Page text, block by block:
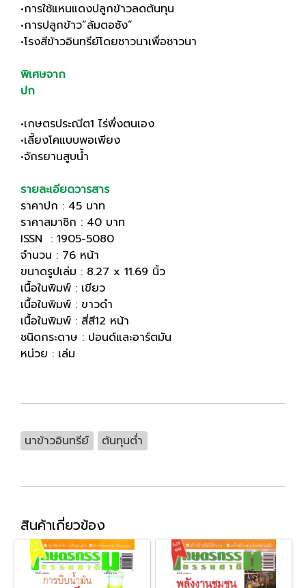
•การใช้แหนแดงปลูกข้าวลดต้นทุน
•การปลูกข้าว“ล้มตอซัง”
•โรงสีข้าวอินทรีย์โดยชาวนาเพื่อชาวนา
พิเศษจาก
ปก
•เกษตรประณีต1 ไร่พึ่งตนเอง
•เลี้ยงโคแบบพอเพียง
•จักรยานสูบน้ำ
รายละเอียดวารสาร
ราคาปก : 45 บาท
ราคาสมาชิก : 40 บาท
ISSN : 1905-5080
จำนวน : 76 หน้า
ขนาดรูปเล่ม : 8.27 x 11.69 นิ้ว
เนื้อในพิมพ์ : เขียว
เนื้อในพิมพ์ : ขาวดำ
เนื้อในพิมพ์ : สี่สี12 หน้า
ชนิดกระดาษ : ปอนด์และอาร์ตมัน
หน่วย : เล่ม
นาข้าวอินทรีย์ ต้นทุนต่ำ
สินค้าเกี่ยวข้อง